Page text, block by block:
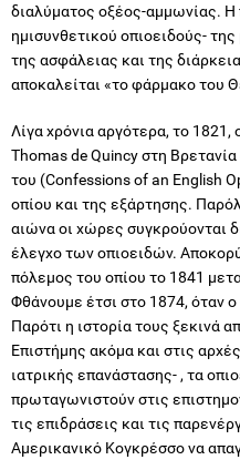
διαλύματος οξέος-αμμωνίας.
ημισυνθετικού οπιοειδούς-
της ασφάλειας και της
αποκαλείται «το φάρμακο του
Λίγα χρόνια αργότερα, το
Thomas de Quincy στη
του (Confessions of an English
οπίου και της εξάρτησης.
αιώνα οι χώρες συγκρούονται
έλεγχο των οπιοειδών.
πόλεμος του οπίου το 1841
Φθάνουμε έτσι στο 1874, όταν
Παρότι η ιστορία τους ξεκινά
Επιστήμης ακόμα και στις
ιατρικής επανάστασης- , τα
πρωταγωνιστούν στις
τις επιδράσεις και τις
Αμερικανικό Κογκρέσσο να